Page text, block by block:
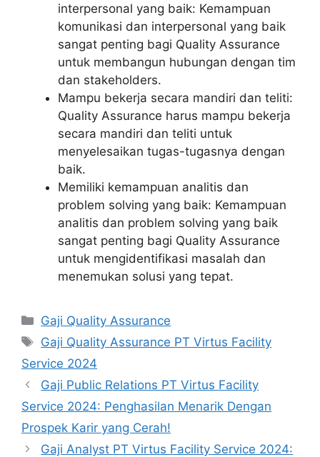
interpersonal yang baik: Kemampuan
komunikasi dan interpersonal yang baik
sangat penting bagi Quality Assurance
untuk membangun hubungan dengan tim
dan stakeholders.
Mampu bekerja secara mandiri dan teliti:
Quality Assurance harus mampu bekerja
secara mandiri dan teliti untuk
menyelesaikan tugas-tugasnya dengan
baik.
Memiliki kemampuan analitis dan
problem solving yang baik: Kemampuan
analitis dan problem solving yang baik
sangat penting bagi Quality Assurance
untuk mengidentifikasi masalah dan
menemukan solusi yang tepat.
Kategori
Gaji Quality Assurance
Tag
Gaji Quality Assurance PT Virtus Facility
Service 2024
Gaji Public Relations PT Virtus Facility
Service 2024: Penghasilan Menarik Dengan
Prospek Karir yang Cerah!
Gaji Analyst PT Virtus Facility Service 2024: